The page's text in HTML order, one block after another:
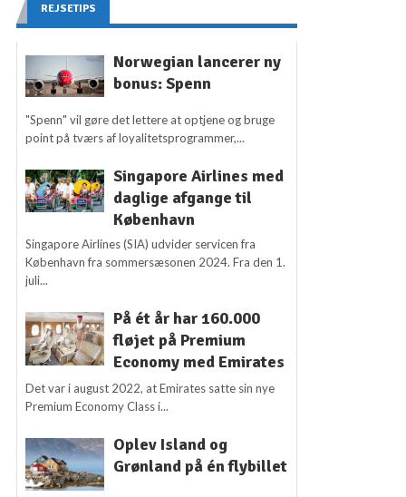
REJSETIPS
Norwegian lancerer ny
bonus: Spenn
"Spenn" vil gøre det lettere at optjene og bruge
point på tværs af loyalitetsprogrammer,...
Singapore Airlines med
daglige afgange til
København
Singapore Airlines (SIA) udvider servicen fra
København fra sommersæsonen 2024. Fra den 1.
juli...
På ét år har 160.000
fløjet på Premium
Economy med Emirates
Det var i august 2022, at Emirates satte sin nye
Premium Economy Class i...
Oplev Island og
Grønland på én flybillet